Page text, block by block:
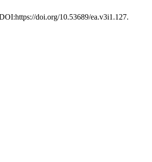
doi.org/10.53689/ea.v3i1.127.